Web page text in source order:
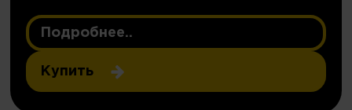
Подробнее..
Купить